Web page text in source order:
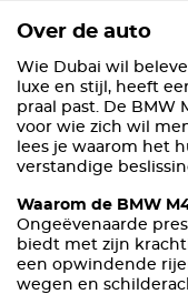
Over de auto
Wie Dubai wil
luxe en stijl, heeft
praal past. De BMW
voor wie zich wil
lees je waarom het
verstandige
Waarom de BMW
Ongeëvenaarde
biedt met zijn
een opwindende
wegen en